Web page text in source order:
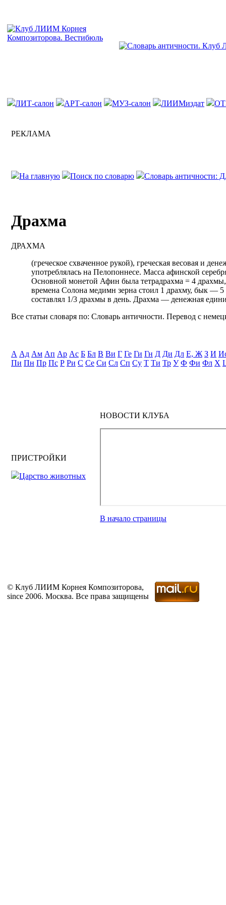
ЛИТ-салон АРТ-салон МУЗ-салон ЛИИМиздат
РЕКЛАМА
На главную Поиск по словарю Словарь античности:
Драхма
ДРАХМА
(греческое схваченное рукой), греческая весовая и
употреблялась на Пелопоннесе. Масса афинской
Основной монетой Афин была тетрадрахма = 4
времена Солона медимн зерна стоил 1 драхму, бык
составлял 1/3 драхмы в день. Драхма — денежная
Все статьи словаря по: Словарь античности. Перевод с
А Ад Ам Ап Ар Ас Б Бл В Ви Г Ге Ги Гн Д Ди Дл Е, Ж З И
Пи Пн Пр Пс Р Ри С Се Си Сл Сп Су Т Ти Тр У Ф Фи Фл Х
ПРИСТРОЙКИ
Царство животных
НОВОСТИ КЛУБА
В начало страницы
© Клуб ЛИИМ Корнея Композиторова,
since 2006. Москва. Все права защищены